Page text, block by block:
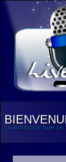
LA NATATION SUR LE